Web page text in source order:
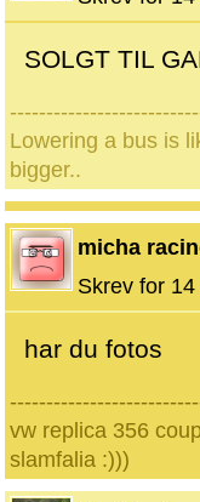
SOLGT TIL
Lowering a bus is
bigger..
micha
Skrev for
har du fotos
vw replica 356
slamfalia :)))